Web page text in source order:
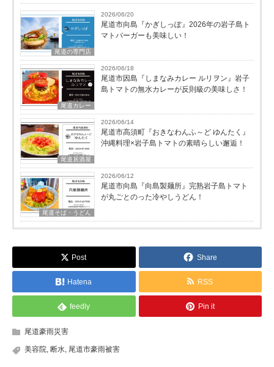
尾道の専門店
2026/06/20
尾道市向島『かぎしっぽ』2026年の岩子島ト
マトバーガーも美味しい！
尾道カレー
2026/06/18
尾道市因島『しまなみカレー ルリヲン』岩子
島トマトの無水カレーが反則級の美味しさ！
尾道居酒屋
2026/06/14
尾道市高須町『おきなわんふ～ど ゆんたく』
沖縄料理×岩子島トマトの素晴らしい邂逅！
尾道そば・うどん
2026/06/12
尾道市向島『向島製麺所』完熟岩子島トマト
が丸ごとのった冷やしうどん！
Post Share
Hatena RSS
feedly Pin it
尾道豪雨災害
美容院, 断水, 尾道市豪雨被害